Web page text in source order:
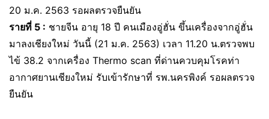
20 ม.ค. 2563 รอผลตรวจยืนยัน
รายที่ 5 : ชายจีน อายุ 18 ปี คนเมืองอู่ฮั่น ขึ้นเครื่องจากอู่ฮั่น
มาลงเชียงใหม่ วันนี้ (21 ม.ค. 2563) เวลา 11.20 น.ตรวจพบ
ไข้ 38.2 จากเครื่อง Thermo scan ที่ด่านควบคุมโรคท่า
อากาศยานเชียงใหม่ รับเข้ารักษาที่ รพ.นครพิงค์ รอผลตรวจ
ยืนยัน